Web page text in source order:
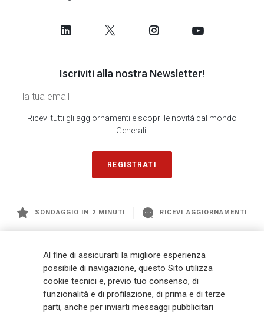
Iscriviti alla nostra Newsletter!
Ricevi tutti gli aggiornamenti e scopri le novità dal mondo
Generali.
REGISTRATI
SONDAGGIO IN 2 MINUTI RICEVI AGGIORNAMENTI
management a livello globale, con premi complessivi pari a € 98,1
miliardi e € 900 miliardi di AUM nel 2025. Fondato nel 1831, con oltre 88
mila dipendenti e 163 mila agenti che servono 75 milioni di clienti, il
Gruppo ha una posizione di leadership in Europa e una presenza
crescente in Asia e America. Al centro della strategia di Generali c'è il suo
Al fine di assicurarti la migliore esperienza
possibile di navigazione, questo Sito utilizza
cookie tecnici e, previo tuo consenso, di
funzionalità e di profilazione, di prima e di terze
parti, anche per inviarti messaggi pubblicitari